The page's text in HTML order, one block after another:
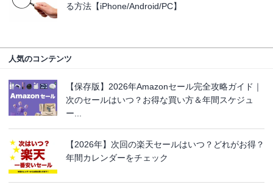
る方法【iPhone/Android/PC】
人気のコンテンツ
【保存版】2026年Amazonセール完全攻略ガイド｜
次のセールはいつ？お得な買い方＆年間スケジュ
ー...
【2026年】次回の楽天セールはいつ？どれがお得？
年間カレンダーをチェック